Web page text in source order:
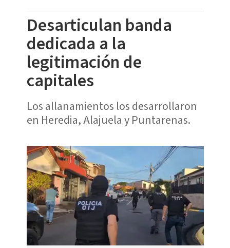
Desarticulan banda
dedicada a la
legitimación de
capitales
Los allanamientos los desarrollaron
en Heredia, Alajuela y Puntarenas.